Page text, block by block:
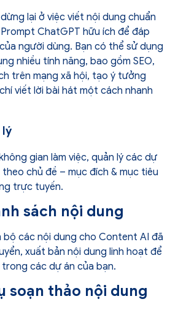
lại ở việc viết nội dung chuẩn
ChatGPT hữu ích để đáp
người dùng. Bạn có thể sử dụng
nhiều tính năng, bao gồm SEO,
trên mạng xã hội, tạo ý tưởng
viết lời bài hát một cách nhanh
lý
gian làm việc, quản lý các dự
chủ đề – mục đích & mục tiêu
trực tuyến.
sách nội dung
bộ các nội dung cho Content AI đã
xuất bản nội dung linh hoạt để
các dự án của bạn.
soạn thảo nội dung